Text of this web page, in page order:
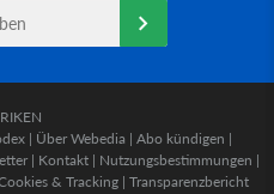
| Über Webedia | Abo kündigen |
| Kontakt | Nutzungsbestimmungen |
& Tracking | Transparenzbericht